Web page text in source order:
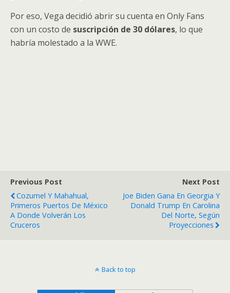
Por eso, Vega decidió abrir su cuenta en Only Fans
con un costo de suscripción de 30 dólares, lo que
habría molestado a la WWE.
Previous Post
Cozumel Y Mahahual,
Primeros Puertos De México
A Donde Volverán Los
Cruceros
Next Post
Joe Biden Gana En Georgia Y
Donald Trump En Carolina
Del Norte, Según
Proyecciones
Back to top